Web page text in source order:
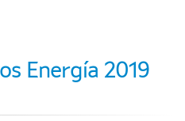
Energía 2019